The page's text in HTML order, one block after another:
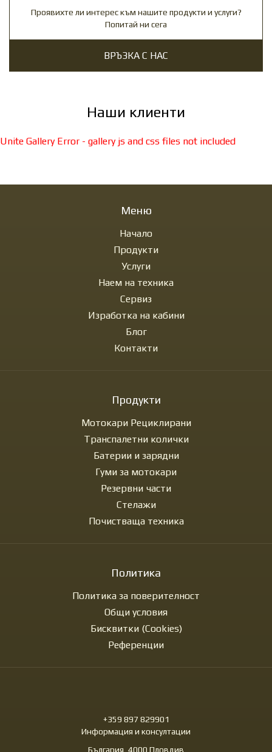
Проявихте ли интерес към нашите продукти и услуги?
Попитай ни сега
ВРЪЗКА С НАС
Наши клиенти
Unite Gallery Error - gallery js and css files not included
Меню
Начало
Продукти
Услуги
Наем на техника
Сервиз
Изработка на кабини
Блог
Контакти
Продукти
Мотокари Рециклирани
Транспалетни колички
Батерии и зарядни
Гуми за мотокари
Резервни части
Стелажи
Почистваща техника
Политика
Политика за поверителност
Общи условия
Бисквитки (Cookies)
Референции
+359 897 829901
Информация и консултации
България, 4000 Пловдив